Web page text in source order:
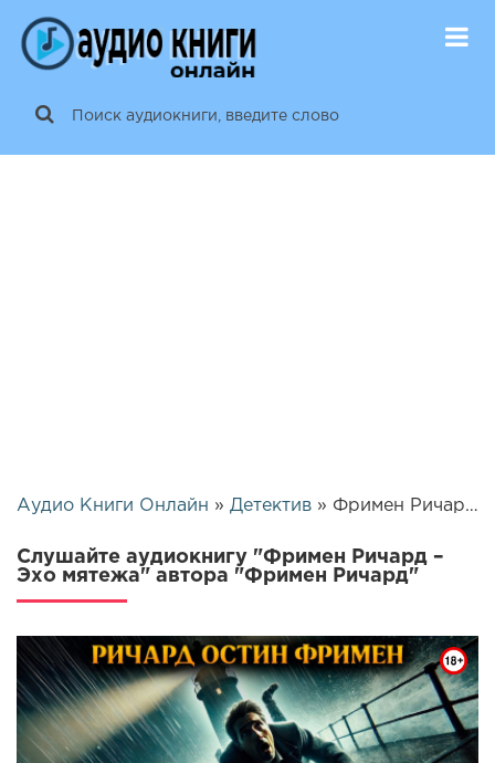
Аудио Книги Онлайн » Детектив » Фримен Ричард – Эхо мятежа | 25893
Слушайте аудиокнигу "Фримен Ричард –
Эхо мятежа" автора "Фримен Ричард"